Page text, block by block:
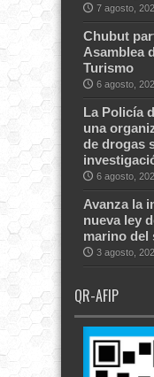
7 agosto,
Chubut
Asamblea
Turismo
6 agosto,
La Policía
una
de drogas
6 agosto,
Avanza la
nueva ley
marino del
3 agosto,
QR-AFIP